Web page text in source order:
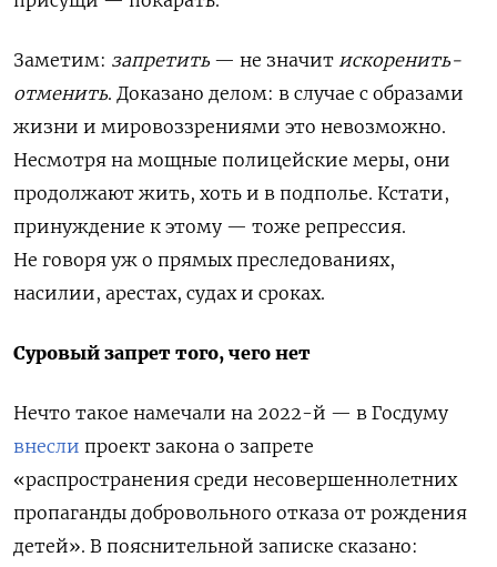
Заметим: запретить — не значит искоренить-
отменить. Доказано делом: в случае с образами
жизни и мировоззрениями это невозможно.
Несмотря на мощные полицейские меры, они
продолжают жить, хоть и в подполье. Кстати,
принуждение к этому — тоже репрессия.
Не говоря уж о прямых преследованиях,
насилии, арестах, судах и сроках.
Суровый запрет того, чего нет
Нечто такое намечали на 2022-й — в Госдуму
внесли проект закона о запрете
«распространения среди несовершеннолетних
пропаганды добровольного отказа от рождения
детей». В пояснительной записке сказано: